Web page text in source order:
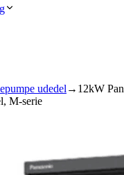
udedel → 12kW
M-serie